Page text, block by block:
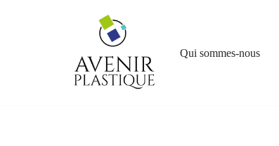
Qui sommes-nous